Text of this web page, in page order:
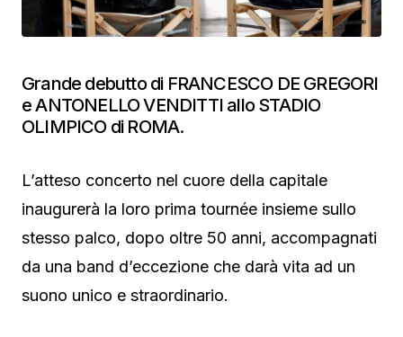
Grande debutto di FRANCESCO DE GREGORI
e ANTONELLO VENDITTI allo STADIO
OLIMPICO di ROMA.
L’atteso concerto nel cuore della capitale
inaugurerà la loro prima tournée insieme sullo
stesso palco, dopo oltre 50 anni, accompagnati
da una band d’eccezione che darà vita ad un
suono unico e straordinario.